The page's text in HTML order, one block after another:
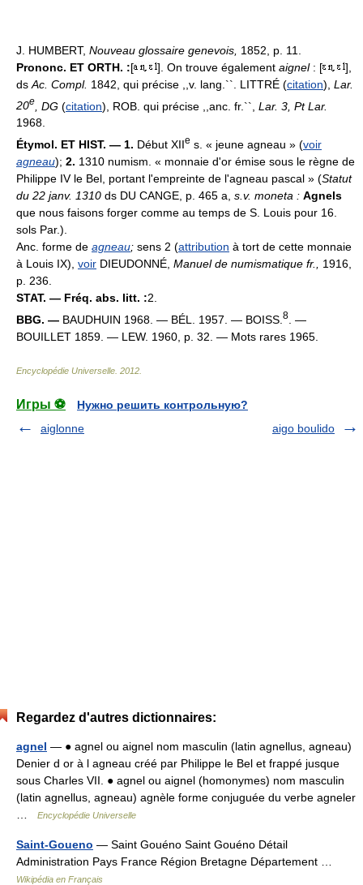
J. HUMBERT, Nouveau glossaire genevois, 1852, p. 11.
Prononc. ET ORTH. :[ ]. On trouve également aignel: [
],
ds Ac. Compl. 1842, qui précise ,,v. lang.``. LITTRÉ (citation), Lar.
20e , DG (citation), ROB. qui précise ,,anc. fr.``, Lar. 3, Pt Lar.
1968.
Étymol. ET HIST. — 1. Début XIIe s. « jeune agneau » (voir
agneau); 2. 1310 numism. « monnaie d'or émise sous le règne de
Philippe IV le Bel, portant l'empreinte de l'agneau pascal » (Statut
du 22 janv. 1310 ds DU CANGE, p. 465 a, s.v. moneta : Agnels
que nous faisons forger comme au temps de S. Louis pour 16.
sols Par.).
Anc. forme de agneau; sens 2 (attribution à tort de cette monnaie
à Louis IX), voir DIEUDONNÉ, Manuel de numismatique fr.,
1916,
p. 236.
STAT. — Fréq. abs. litt. :2.
BBG. — BAUDHUIN 1968. — BÉL. 1957. — BOISS. 8
. —
BOUILLET 1859. — LEW. 1960, p. 32. — Mots rares 1965.
Encyclopédie Universelle 2012
Игры ⚽
Нужно решить контрольную?
aiglonne
aigo boulido
Regardez d'autres dictionnaires:
agnel — ● agnel ou aignel nom masculin (latin agnellus, agneau)
Denier d or à l agneau créé par Philippe le Bel et frappé jusque
sous Charles VII. ● agnel ou aignel (homonymes) nom masculin
(latin agnellus, agneau) agnèle forme conjuguée du verbe agneler
Encyclopédie Universelle
Saint-Goueno — Saint Gouéno Saint Gouéno Détail
Administration Pays France Région Bretagne Département …
Wikipédia en Français